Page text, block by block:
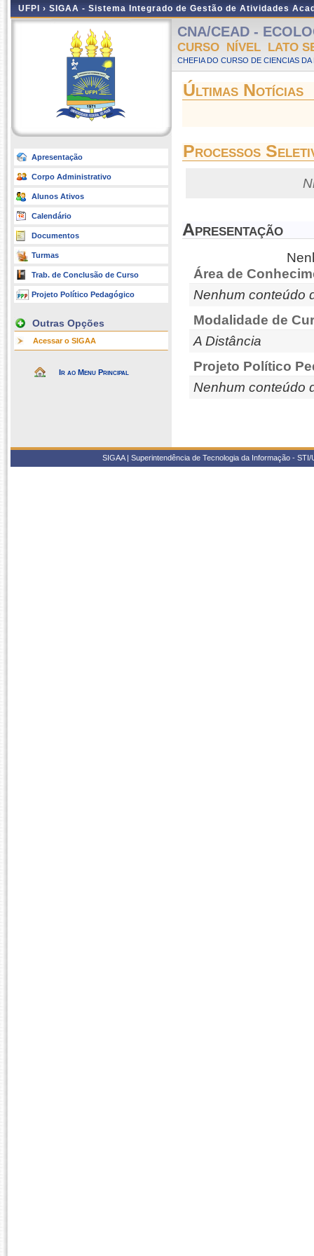
UFPI › SIGAA - Sistema Integrado de Gestão de Atividades
Apresentação
Corpo Administrativo
Alunos Ativos
Calendário
Documentos
Turmas
Trab. de Conclusão de Curso
Projeto Político Pedagógico
Outras Opções
Acessar o SIGAA
Ir ao Menu Principal
CNA/CEAD -
CURSO NÍVEL LATO
CHEFIA DO CURSO DE CIENCIAS
Últimas Notícias
Processos
Apresentação
Área de
Nenhum conteúdo
Modalidade de
A Distância
Projeto Político
Nenhum conteúdo
SIGAA | Superintendência de Tecnologia da Informação -